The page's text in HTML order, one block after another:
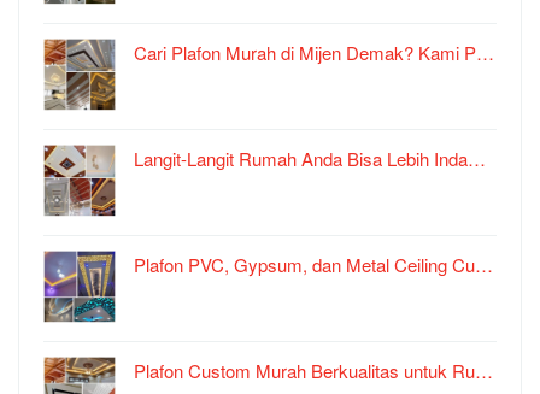
Cari Plafon Murah di Mijen Demak? Kami P…
Langit-Langit Rumah Anda Bisa Lebih Inda…
Plafon PVC, Gypsum, dan Metal Ceiling Cu…
Plafon Custom Murah Berkualitas untuk Ru…